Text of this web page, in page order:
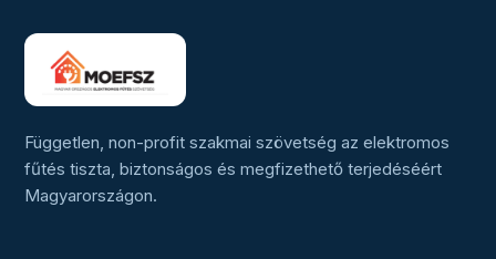
Független, non-profit szakmai szövetség az elektromos
fűtés tiszta, biztonságos és megfizethető terjedéséért
Magyarországon.